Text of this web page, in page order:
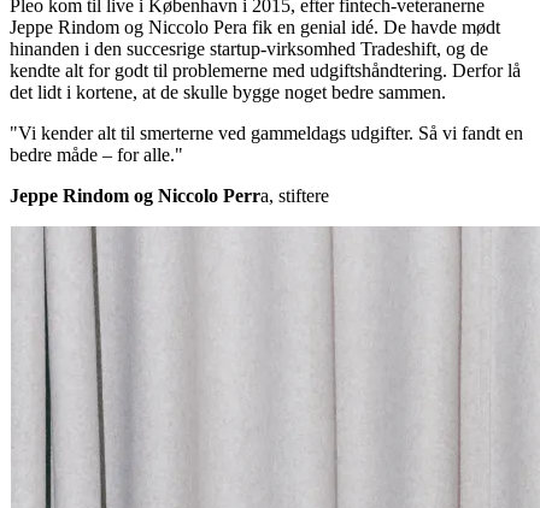
Pleo kom til live i København i 2015, efter fintech-veteranerne
Jeppe Rindom og Niccolo Pera fik en genial idé. De havde mødt
hinanden i den succesrige startup-virksomhed Tradeshift, og de
kendte alt for godt til problemerne med udgiftshåndtering. Derfor lå
det lidt i kortene, at de skulle bygge noget bedre sammen.
"Vi kender alt til smerterne ved gammeldags udgifter. Så vi fandt en
bedre måde – for alle."
Jeppe Rindom og Niccolo Perra, stiftere